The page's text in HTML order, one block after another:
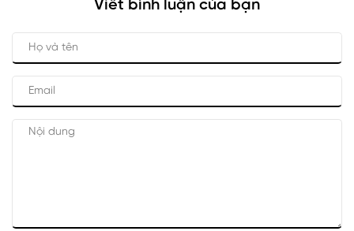
Viết bình luận của bạn